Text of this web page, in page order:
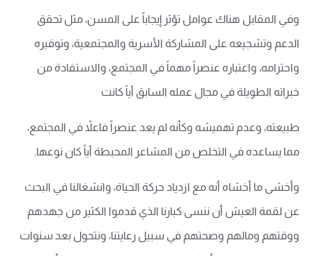
وفي المقابل هناك عوامل تؤثر إيجاباً على المسن، مثل تحقق
الدعم وتشجيعه على المشاركة الأسرية والمجتمعية، وتوقيره
واحترامه، واعتباره عنصراً مهماً في المجتمع، والاستفادة من
خبراته الطويلة في مجال عمله السابق أياً كانت
طبيعته، وعدم تهميشه وكأنه لم يعد عنصراً فاعلاً في المجتمع،
مما يساعده في التخلص من المشاعر المحبطة أياً كان نوعها.
وأخشى ما أخشاه أنه مع ازدياد حركة الحياة، وانشغالنا في البحث
عن لقمة العيش أن ننسى كبارنا الذي قدموا الكثير من جهدهم
ووقتهم ومالهم وصحتهم في سبيل رعايتنا، ونتحول بعد سنوات